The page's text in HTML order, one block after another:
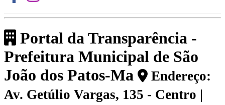
Portal da Transparência -
Prefeitura Municipal de São
João dos Patos-Ma
Endereço:
Av. Getúlio Vargas, 135 - Centro |